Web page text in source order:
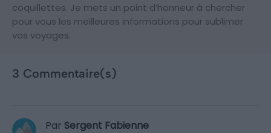
coquillettes. Je mets un point d’honneur à chercher
pour vous les meilleures informations pour sublimer
vos voyages.
3 Commentaire(s)
Par Sergent Fabienne